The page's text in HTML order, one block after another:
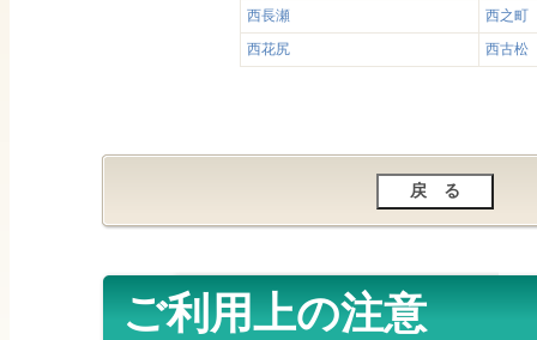
西長瀬
西之町
西花尻
西古松
ご利用上の注意